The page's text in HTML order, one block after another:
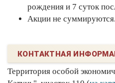
рождения и 7 суток
Акции не суммируются.
КОНТАКТНАЯ
Территория особой